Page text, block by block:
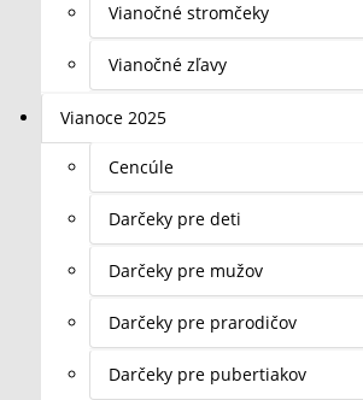
Vianočné stromčeky
Vianočné zľavy
Vianoce 2025
Cencúle
Darčeky pre deti
Darčeky pre mužov
Darčeky pre prarodičov
Darčeky pre pubertiakov